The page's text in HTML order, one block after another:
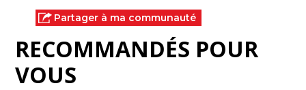
Partager à ma communauté
RECOMMANDÉS POUR
VOUS